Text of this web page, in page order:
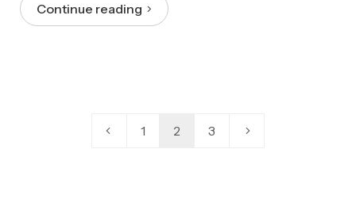
Continue reading
1 2 3